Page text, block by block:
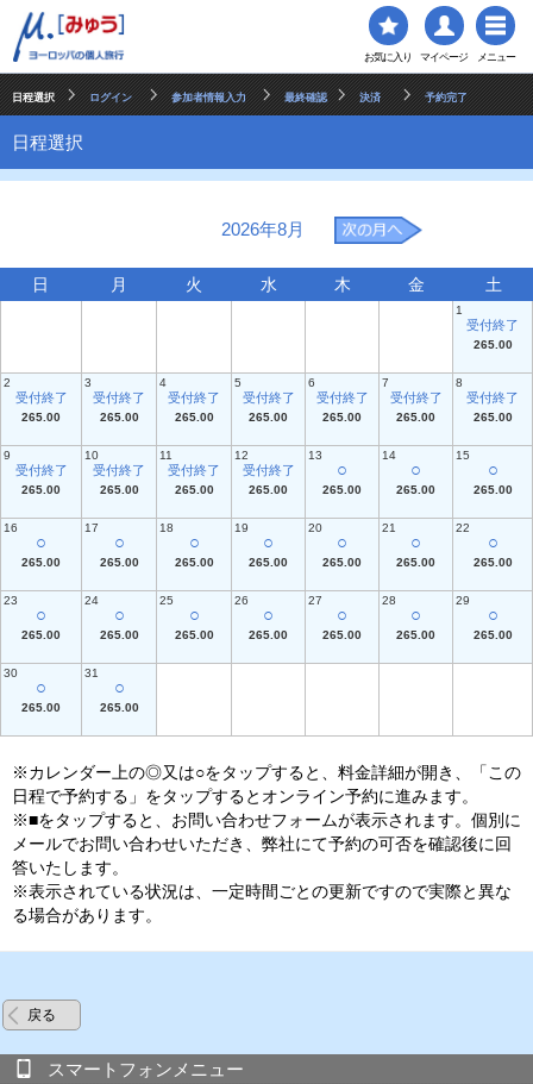
お気に入り マイページ メニュー
日程選択 ログイン 参加者情報入力 最終確認 決済 予約完了
日程選択
2026年8月
日 月 火 水 木 金 土
1
受付終了
265.00
2
受付終了
265.00
3
受付終了
265.00
4
受付終了
265.00
5
受付終了
265.00
6
受付終了
265.00
7
受付終了
265.00
8
受付終了
265.00
9
受付終了
265.00
10
受付終了
265.00
11
受付終了
265.00
12
受付終了
265.00
13
○
265.00
14
○
265.00
15
○
265.00
16
○
265.00
17
○
265.00
18
○
265.00
19
○
265.00
20
○
265.00
21
○
265.00
22
○
265.00
23
○
265.00
24
○
265.00
25
○
265.00
26
○
265.00
27
○
265.00
28
○
265.00
29
○
265.00
30
○
265.00
31
○
265.00
※カレンダー上の◎又は○をタップすると、料金詳細が開き、「この
日程で予約する」をタップするとオンライン予約に進みます。
※■をタップすると、お問い合わせフォームが表示されます。個別に
メールでお問い合わせいただき、弊社にて予約の可否を確認後に回
答いたします。
※表示されている状況は、一定時間ごとの更新ですので実際と異な
る場合があります。
戻る
スマートフォンメニュー